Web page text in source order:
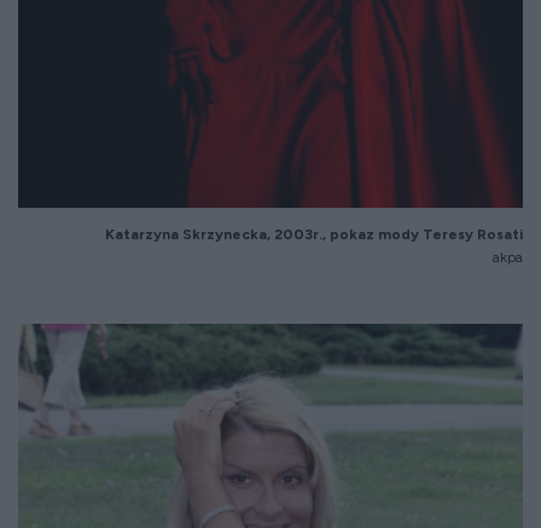
Katarzyna Skrzynecka, 2003r., pokaz mody Teresy Rosati
akpa